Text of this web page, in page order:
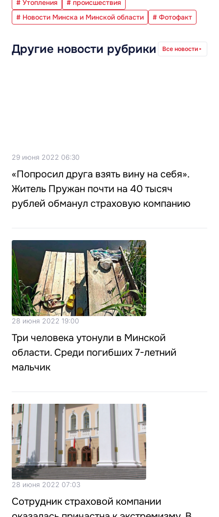
# Утопления
# происшествия
# Новости Минска и Минской области
# Фотофакт
Другие новости рубрики Все новости
29 июня 2022 06:30
«Попросил друга взять вину на себя».
Житель Пружан почти на 40 тысяч
рублей обманул страховую компанию
28 июня 2022 19:00
Три человека утонули в Минской
области. Среди погибших 7-летний
мальчик
28 июня 2022 07:03
Сотрудник страховой компании